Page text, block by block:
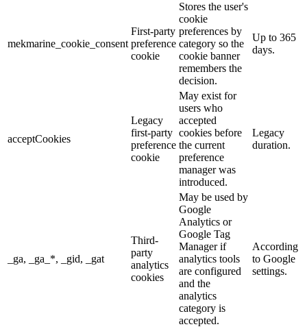
mekmarine_cookie_consent
First-party
preference
cookie
Stores the user's
cookie
preferences by
category so the
cookie banner
remembers the
decision.
Up to 365
days.
acceptCookies
Legacy
first-party
preference
cookie
May exist for
users who
accepted
cookies before
the current
preference
manager was
introduced.
Legacy
duration.
_ga, _ga_*, _gid, _gat
Third-
party
analytics
cookies
May be used by
Google
Analytics or
Google Tag
Manager if
analytics tools
are configured
and the
analytics
category is
accepted.
According
to Google
settings.